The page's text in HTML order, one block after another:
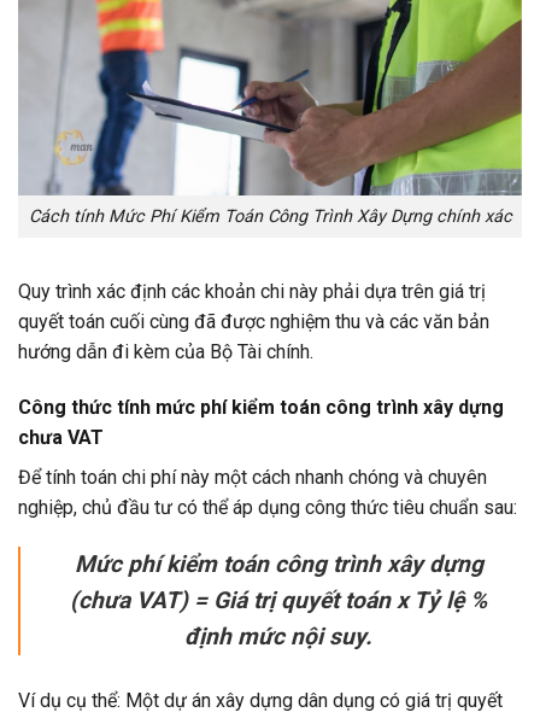
Cách tính Mức Phí Kiểm Toán Công Trình Xây Dựng chính xác
Quy trình xác định các khoản chi này phải dựa trên giá trị
quyết toán cuối cùng đã được nghiệm thu và các văn bản
hướng dẫn đi kèm của Bộ Tài chính.
Công thức tính mức phí kiểm toán công trình xây dựng
chưa VAT
Để tính toán chi phí này một cách nhanh chóng và chuyên
nghiệp, chủ đầu tư có thể áp dụng công thức tiêu chuẩn sau:
Mức phí kiểm toán công trình xây dựng
(chưa VAT) = Giá trị quyết toán x Tỷ lệ %
định mức nội suy.
Ví dụ cụ thể: Một dự án xây dựng dân dụng có giá trị quyết